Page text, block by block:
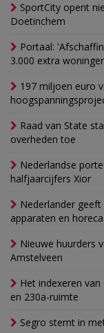
SportCity opent
Doetinchem
Portaal:
3.000 extra
197 miljoen euro
Raad van State
overheden toe
Nederlandse
halfjaarcijfers Xior
Nederlander geeft
apparaten en horeca
Nieuwe huurders
Amstelveen
Het indexeren
en 230a-ruimte
Segro stemt in